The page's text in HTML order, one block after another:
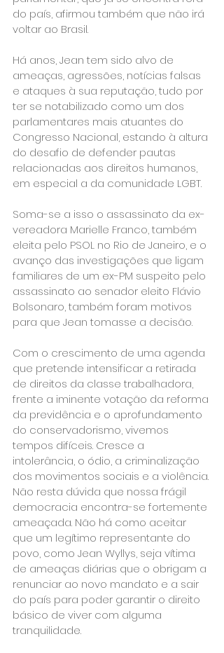
do país, afirmou também que não irá
voltar ao Brasil.
Há anos, Jean tem sido alvo de
ameaças, agressões, notícias falsas
e ataques à sua reputação, tudo por
ter se notabilizado como um dos
parlamentares mais atuantes do
Congresso Nacional, estando à altura
do desafio de defender pautas
relacionadas aos direitos humanos,
em especial a da comunidade LGBT.
Soma-se a isso o assassinato da ex-
vereadora Marielle Franco, também
eleita pelo PSOL no Rio de Janeiro, e o
avanço das investigações que ligam
familiares de um ex-PM suspeito pelo
assassinato ao senador eleito Flávio
Bolsonaro, também foram motivos
para que Jean tomasse a decisão.
Com o crescimento de uma agenda
que pretende intensificar a retirada
de direitos da classe trabalhadora,
frente a iminente votação da reforma
da previdência e o aprofundamento
do conservadorismo, vivemos
tempos difíceis. Cresce a
intolerância, o ódio, a criminalização
dos movimentos sociais e a violência.
Não resta dúvida que nossa frágil
democracia encontra-se fortemente
ameaçada. Não há como aceitar
que um legítimo representante do
povo, como Jean Wyllys, seja vítima
de ameaças diárias que o obrigam a
renunciar ao novo mandato e a sair
do país para poder garantir o direito
básico de viver com alguma
tranquilidade.